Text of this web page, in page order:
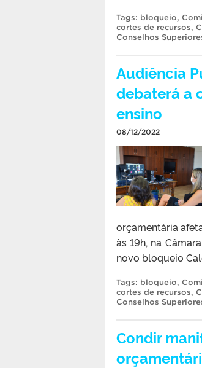
Tags: bloqueio,
cortes de recursos,
Conselhos
Audiência
debaterá a
ensino
08/12/2022
orçamentária
às 19h, na
novo bloqueio
Tags: bloqueio,
cortes de recursos,
Conselhos
Condir